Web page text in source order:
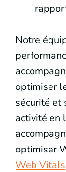
Notre
optimiser
sécurité et
activité en
optimiser
Web Vitals